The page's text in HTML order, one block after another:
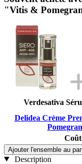
"Vitis &
Verdesativa
Delidea Crème
Ajouter l'ensemble au
Description